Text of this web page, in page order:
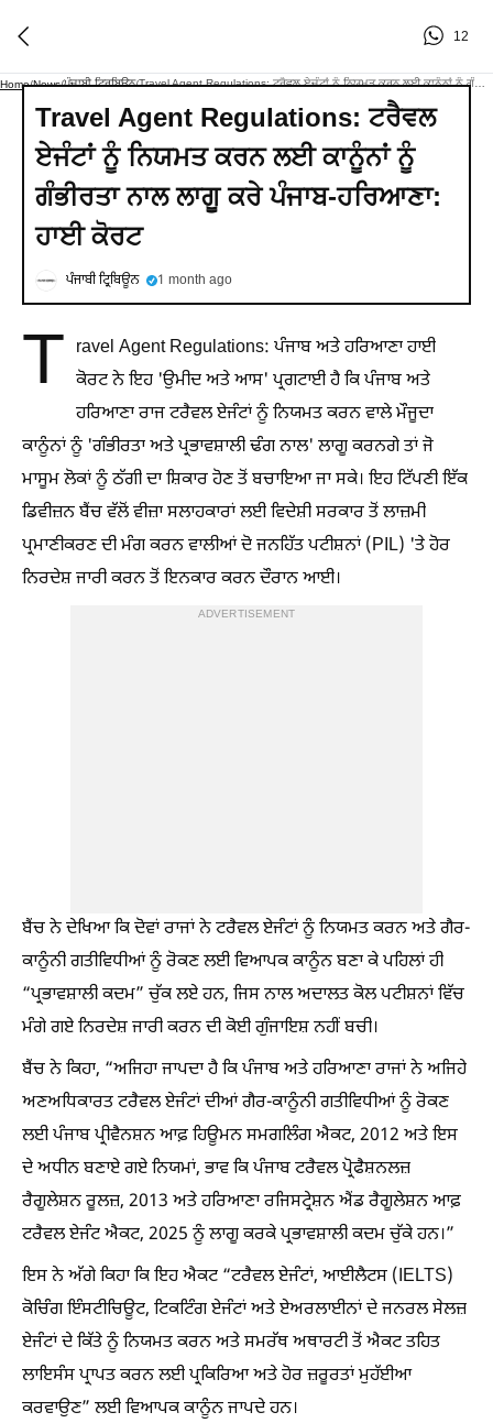
12
Home/News/ਪੰਜਾਬੀ ਟ੍ਰਿਬਿਊਨ/
Travel Agent Regulations: ਟਰੈਵਲ
ਏਜੰਟਾਂ ਨੂੰ ਨਿਯਮਤ ਕਰਨ ਲਈ ਕਾਨੂੰਨਾਂ ਨੂੰ
ਗੰਭੀਰਤਾ ਨਾਲ ਲਾਗੂ ਕਰੇ ਪੰਜਾਬ-ਹਰਿਆਣਾ:
ਹਾਈ ਕੋਰਟ
ਪੰਜਾਬੀ ਟ੍ਰਿਬਿਊਨ 1 month ago
T ravel Agent Regulations: ਪੰਜਾਬ ਅਤੇ ਹਰਿਆਣਾ ਹਾਈ
ਕੋਰਟ ਨੇ ਇਹ 'ਉਮੀਦ ਅਤੇ ਆਸ' ਪ੍ਰਗਟਾਈ ਹੈ ਕਿ ਪੰਜਾਬ ਅਤੇ
ਹਰਿਆਣਾ ਰਾਜ ਟਰੈਵਲ ਏਜੰਟਾਂ ਨੂੰ ਨਿਯਮਤ ਕਰਨ ਵਾਲੇ ਮੌਜੂਦਾ
ਕਾਨੂੰਨਾਂ ਨੂੰ 'ਗੰਭੀਰਤਾ ਅਤੇ ਪ੍ਰਭਾਵਸ਼ਾਲੀ ਢੰਗ ਨਾਲ' ਲਾਗੂ ਕਰਨਗੇ ਤਾਂ ਜੋ
ਮਾਸੂਮ ਲੋਕਾਂ ਨੂੰ ਠੱਗੀ ਦਾ ਸ਼ਿਕਾਰ ਹੋਣ ਤੋਂ ਬਚਾਇਆ ਜਾ ਸਕੇ। ਇਹ ਟਿੱਪਣੀ ਇੱਕ
ਡਿਵੀਜ਼ਨ ਬੈਂਚ ਵੱਲੋਂ ਵੀਜ਼ਾ ਸਲਾਹਕਾਰਾਂ ਲਈ ਵਿਦੇਸ਼ੀ ਸਰਕਾਰ ਤੋਂ ਲਾਜ਼ਮੀ
ਪ੍ਰਮਾਣੀਕਰਣ ਦੀ ਮੰਗ ਕਰਨ ਵਾਲੀਆਂ ਦੋ ਜਨਹਿੱਤ ਪਟੀਸ਼ਨਾਂ (PIL) 'ਤੇ ਹੋਰ
ਨਿਰਦੇਸ਼ ਜਾਰੀ ਕਰਨ ਤੋਂ ਇਨਕਾਰ ਕਰਨ ਦੌਰਾਨ ਆਈ।
ADVERTISEMENT
ਬੈਂਚ ਨੇ ਦੇਖਿਆ ਕਿ ਦੋਵਾਂ ਰਾਜਾਂ ਨੇ ਟਰੈਵਲ ਏਜੰਟਾਂ ਨੂੰ ਨਿਯਮਤ ਕਰਨ ਅਤੇ ਗੈਰ-
ਕਾਨੂੰਨੀ ਗਤੀਵਿਧੀਆਂ ਨੂੰ ਰੋਕਣ ਲਈ ਵਿਆਪਕ ਕਾਨੂੰਨ ਬਣਾ ਕੇ ਪਹਿਲਾਂ ਹੀ
“ਪ੍ਰਭਾਵਸ਼ਾਲੀ ਕਦਮ” ਚੁੱਕ ਲਏ ਹਨ, ਜਿਸ ਨਾਲ ਅਦਾਲਤ ਕੋਲ ਪਟੀਸ਼ਨਾਂ ਵਿੱਚ
ਮੰਗੇ ਗਏ ਨਿਰਦੇਸ਼ ਜਾਰੀ ਕਰਨ ਦੀ ਕੋਈ ਗੁੰਜਾਇਸ਼ ਨਹੀਂ ਬਚੀ।
ਬੈਂਚ ਨੇ ਕਿਹਾ, “ਅਜਿਹਾ ਜਾਪਦਾ ਹੈ ਕਿ ਪੰਜਾਬ ਅਤੇ ਹਰਿਆਣਾ ਰਾਜਾਂ ਨੇ ਅਜਿਹੇ
ਅਣਅਧਿਕਾਰਤ ਟਰੈਵਲ ਏਜੰਟਾਂ ਦੀਆਂ ਗੈਰ-ਕਾਨੂੰਨੀ ਗਤੀਵਿਧੀਆਂ ਨੂੰ ਰੋਕਣ
ਲਈ ਪੰਜਾਬ ਪ੍ਰੀਵੈਨਸ਼ਨ ਆਫ਼ ਹਿਊਮਨ ਸਮਗਲਿੰਗ ਐਕਟ, 2012 ਅਤੇ ਇਸ
ਦੇ ਅਧੀਨ ਬਣਾਏ ਗਏ ਨਿਯਮਾਂ, ਭਾਵ ਕਿ ਪੰਜਾਬ ਟਰੈਵਲ ਪ੍ਰੋਫੈਸ਼ਨਲਜ਼
ਰੈਗੂਲੇਸ਼ਨ ਰੂਲਜ਼, 2013 ਅਤੇ ਹਰਿਆਣਾ ਰਜਿਸਟ੍ਰੇਸ਼ਨ ਐਂਡ ਰੈਗੂਲੇਸ਼ਨ ਆਫ਼
ਟਰੈਵਲ ਏਜੰਟ ਐਕਟ, 2025 ਨੂੰ ਲਾਗੂ ਕਰਕੇ ਪ੍ਰਭਾਵਸ਼ਾਲੀ ਕਦਮ ਚੁੱਕੇ ਹਨ।”
ਇਸ ਨੇ ਅੱਗੇ ਕਿਹਾ ਕਿ ਇਹ ਐਕਟ “ਟਰੈਵਲ ਏਜੰਟਾਂ, ਆਈਲੈਟਸ (IELTS)
ਕੋਚਿੰਗ ਇੰਸਟੀਚਿਊਟ, ਟਿਕਟਿੰਗ ਏਜੰਟਾਂ ਅਤੇ ਏਅਰਲਾਈਨਾਂ ਦੇ ਜਨਰਲ ਸੇਲਜ਼
ਏਜੰਟਾਂ ਦੇ ਕਿੱਤੇ ਨੂੰ ਨਿਯਮਤ ਕਰਨ ਅਤੇ ਸਮਰੱਥ ਅਥਾਰਟੀ ਤੋਂ ਐਕਟ ਤਹਿਤ
ਲਾਇਸੰਸ ਪ੍ਰਾਪਤ ਕਰਨ ਲਈ ਪ੍ਰਕਿਰਿਆ ਅਤੇ ਹੋਰ ਜ਼ਰੂਰਤਾਂ ਮੁਹੱਈਆ
ਕਰਵਾਉਣ” ਲਈ ਵਿਆਪਕ ਕਾਨੂੰਨ ਜਾਪਦੇ ਹਨ।